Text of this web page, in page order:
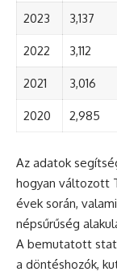
2023 3,137
2022 3,112
2021 3,016
2020 2,985
Az adatok
hogyan változott
évek során,
népsűrűség
A bemutatott
a döntéshozók,